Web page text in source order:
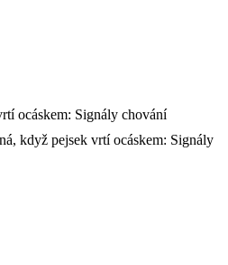
když pejsek vrtí ocáskem: Signály